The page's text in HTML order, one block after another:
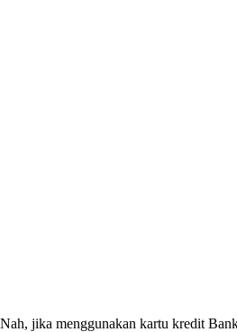
Nah, jika menggunakan kartu kredit